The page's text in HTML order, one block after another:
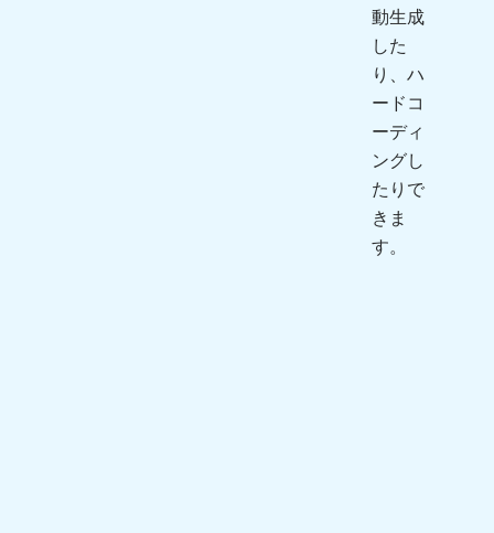
動生成
した
り、ハ
ードコ
ーディ
ングし
たりで
きま
す。